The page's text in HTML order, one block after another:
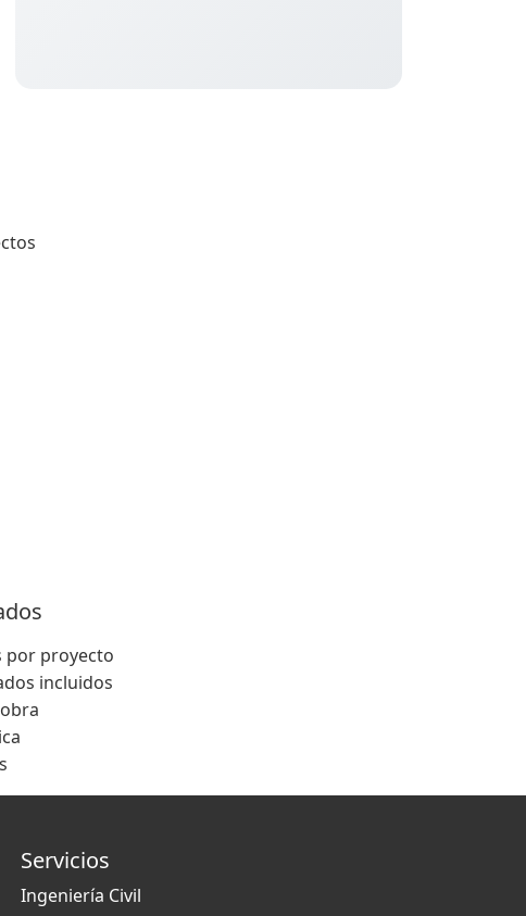
por proyecto
incluidos
Servicios
Ingeniería Civil